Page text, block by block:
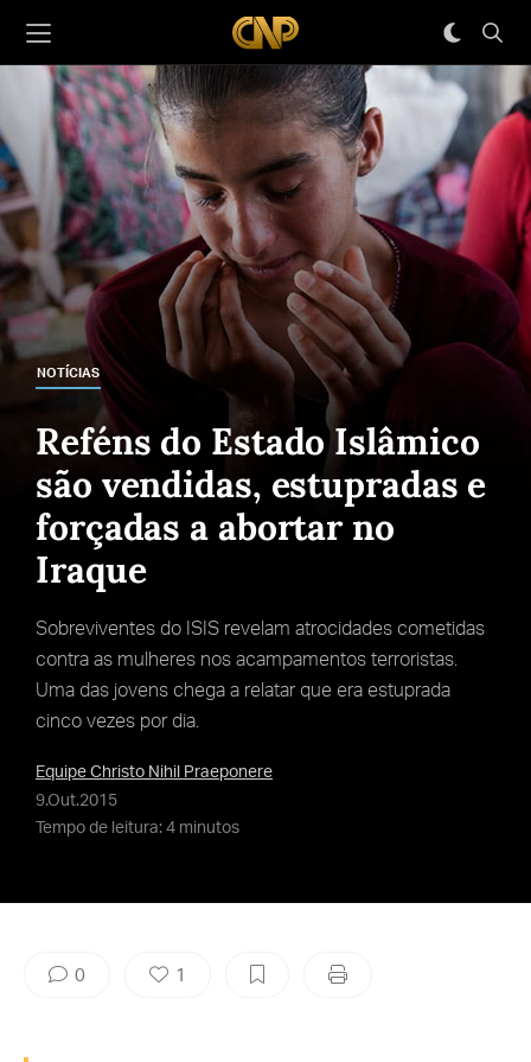
NOTÍCIAS
Reféns do Estado Islâmico
são vendidas, estupradas e
forçadas a abortar no
Iraque
Sobreviventes do ISIS revelam atrocidades cometidas
contra as mulheres nos acampamentos terroristas.
Uma das jovens chega a relatar que era estuprada
cinco vezes por dia.
Equipe Christo Nihil Praeponere
9.Out.2015
Tempo de leitura: 4 minutos
0 1